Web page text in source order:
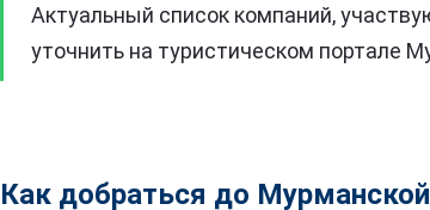
Актуальный список компаний,
уточнить на туристическом портале
Как добраться до